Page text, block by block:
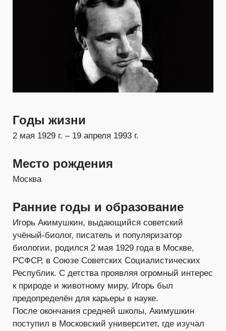
Годы жизни
2 мая 1929 г. – 19 апреля 1993 г.
Место рождения
Москва
Ранние годы и образование
Игорь Акимушкин, выдающийся советский
учёный-биолог, писатель и популяризатор
биологии, родился 2 мая 1929 года в Москве,
РСФСР, в Союзе Советских Социалистических
Республик. С детства проявляя огромный интерес
к природе и животному миру, Игорь был
предопределён для карьеры в науке.
После окончания средней школы, Акимушкин
поступил в Московский университет, где изучал